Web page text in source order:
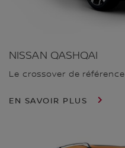
NISSAN QASHQAI
Le crossover de référence
EN SAVOIR PLUS